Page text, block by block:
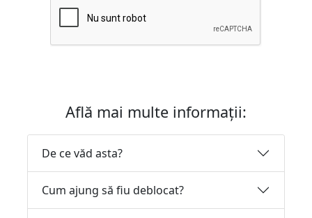
Află mai multe informații:
De ce văd asta?
Cum ajung să fiu deblocat?